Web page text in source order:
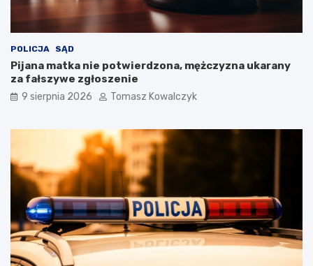
POLICJA SĄD
Pijana matka nie potwierdzona, mężczyzna ukarany
za fałszywe zgłoszenie
9 sierpnia 2026 Tomasz Kowalczyk